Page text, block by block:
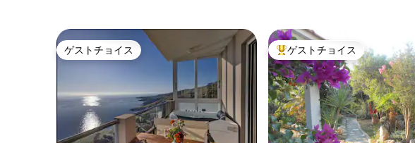
ゲストチョイス
ゲストチョイス 大好評のゲストチョイスです。
ゲストチョイス